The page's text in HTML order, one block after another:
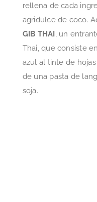
rellena de cada
agridulce de coco.
GIB THAI, un
Thai, que consiste
azul al tinte de
de una pasta de
soja.